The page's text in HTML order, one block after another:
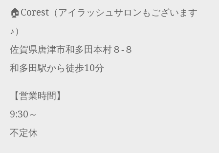
🏠Corest（アイラッシュサロンもございます
♪）
佐賀県唐津市和多田本村８‐８
和多田駅から徒歩10分
【営業時間】
9:30～
不定休